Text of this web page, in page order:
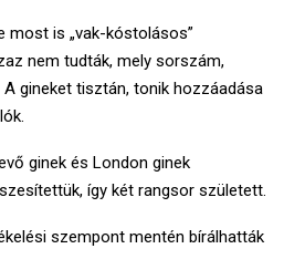
most is „vak-kóstolásos”
nem tudták, mely sorszám,
gineket tisztán, tonik hozzáadása
ginek és London ginek
így két rangsor született.
szempont mentén bírálhatták